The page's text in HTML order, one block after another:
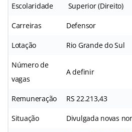
Escolaridade Superior (Direito)
Carreiras Defensor
Lotação Rio Grande do Sul
Número de
vagas
A definir
Remuneração RS 22.213,43
Situação Divulgada novas